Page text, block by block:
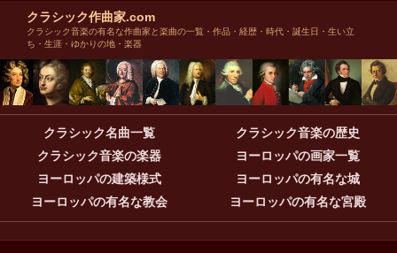
クラシック作曲家.com
クラシック音楽の有名な作曲家と楽曲の一覧・作品・経歴・時代・誕生日・生い立
ち・生涯・ゆかりの地・楽器
クラシック名曲一覧
クラシック音楽の歴史
クラシック音楽の楽器
ヨーロッパの画家一覧
ヨーロッパの建築様式
ヨーロッパの有名な城
ヨーロッパの有名な教会
ヨーロッパの有名な宮殿